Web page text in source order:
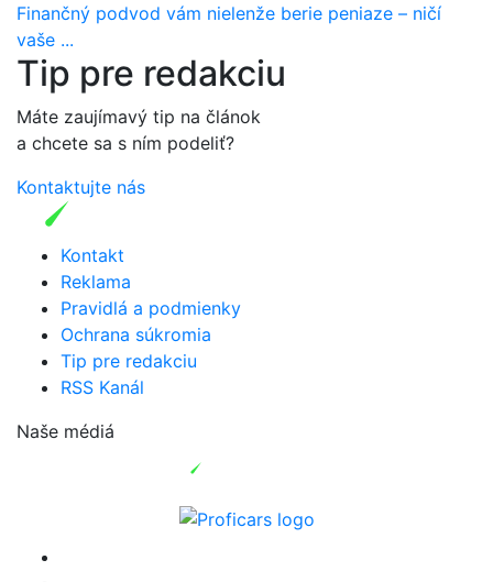
Finančný podvod vám nielenže berie peniaze – ničí
vaše ...
Tip pre redakciu
Máte zaujímavý tip na článok
a chcete sa s ním podeliť?
Kontaktujte nás
Kontakt
Reklama
Pravidlá a podmienky
Ochrana súkromia
Tip pre redakciu
RSS Kanál
Naše médiá